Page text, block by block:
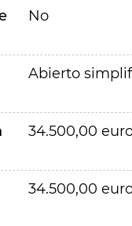
No
Abierto
34.500,00
34.500,00